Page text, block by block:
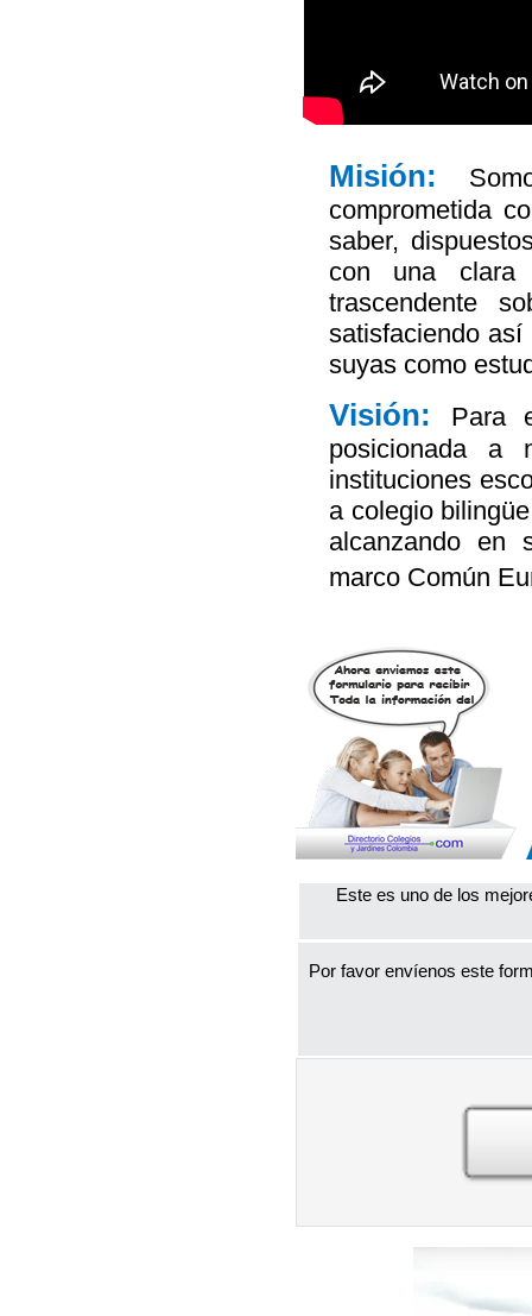
Misión:
comprometida
saber,
con una clara
trascendente
satisfaciendo
suyas como
Visión:
Para
posicionada a
instituciones
a colegio
alcanzando en
marco Común
Este es uno de los
Por favor envíenos este